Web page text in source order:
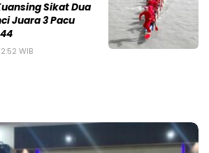
Sikat Dua
Juara 3 Pacu
WIB